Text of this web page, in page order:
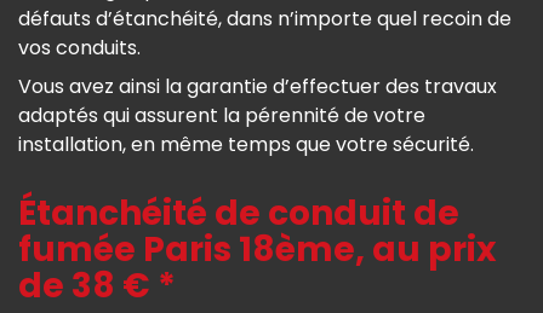
défauts d’étanchéité, dans n’importe quel recoin de
vos conduits.
Vous avez ainsi la garantie d’effectuer des travaux
adaptés qui assurent la pérennité de votre
installation, en même temps que votre sécurité.
Étanchéité de conduit de
fumée Paris 18ème, au prix
de 38 € *